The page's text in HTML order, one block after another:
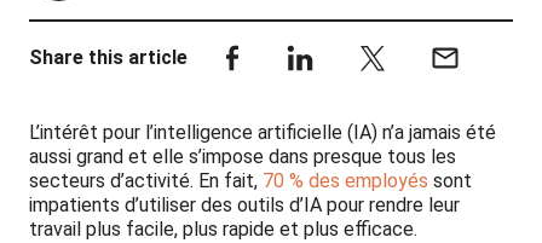
Share this article
L’intérêt pour l’intelligence artificielle (IA) n’a jamais été
aussi grand et elle s’impose dans presque tous les
secteurs d’activité. En fait, 70 % des employés sont
impatients d’utiliser des outils d’IA pour rendre leur
travail plus facile, plus rapide et plus efficace.